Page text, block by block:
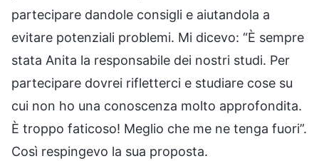
partecipare dandole consigli e aiutandola a
evitare potenziali problemi. Mi dicevo: “È sempre
stata Anita la responsabile dei nostri studi. Per
partecipare dovrei rifletterci e studiare cose su
cui non ho una conoscenza molto approfondita.
È troppo faticoso! Meglio che me ne tenga fuori”.
Così respingevo la sua proposta.